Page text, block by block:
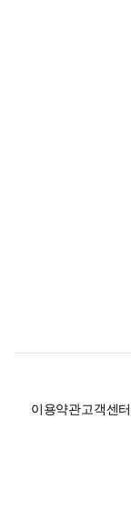
이용약관고객센터